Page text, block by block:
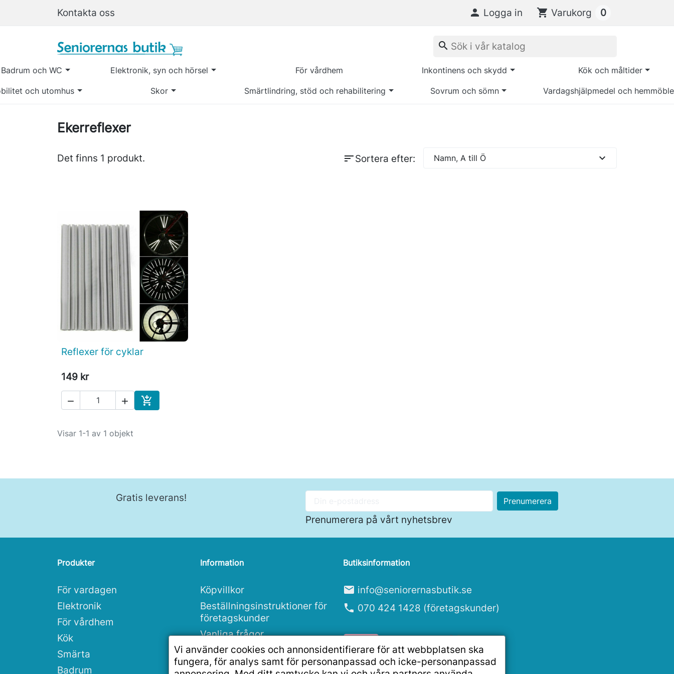
Kontakta oss  Logga in shopping_cart Varukorg 0
Badrum och WC Elektronik, syn och hörsel För vårdhem Inkontinens och skydd Kök och måltider
och utomhus Skor Smärtlindring, stöd och rehabilitering Sovrum och sömn Vardagshjälpmedel och
search
Ekerreflexer
Det finns 1 produkt. sortSortera efter: Namn, A till Ö expand_more
 Snabbvy
Reflexer för cyklar
149 kr
  
Köp
Visar 1-1 av 1 objekt
Gratis leverans!
Prenumerera på vårt nyhetsbrev
Produkter
För vardagen
Elektronik
För vårdhem
Kök
Smärta
Badrum
Information
Köpvillkor
Beställningsinstruktioner för
företagskunder
Vanliga frågor
Integritetspolicy
Rea
Butiksinformation
mail info@seniorernasbutik.se
phone 070 424 1428 (företagskunder)
Vi använder cookies och annonsidentifierare för att webbplatsen ska
fungera, för analys samt för personanpassad och icke-personanpassad